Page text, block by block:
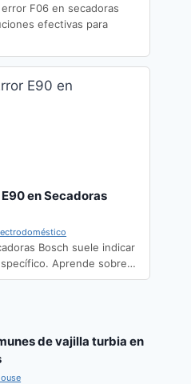
F06 en secadoras
efectivas para
en Secadoras
Bosch suele indicar
Aprende sobre…
de vajilla turbia en